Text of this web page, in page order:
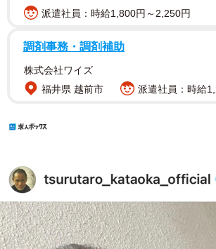
派遣社員：時給1,800円～2,250円
調剤事務・調剤補助
株式会社ワイズ
福井県 越前市
派遣社員：時給